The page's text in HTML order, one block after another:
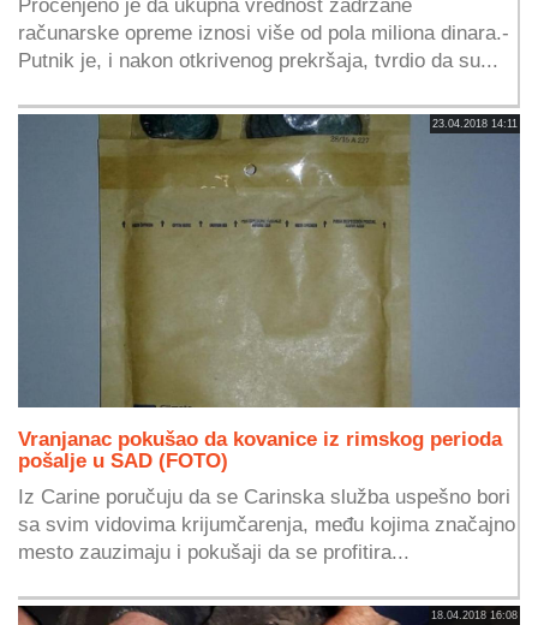
Procenjeno je da ukupna vrednost zadržane
računarske opreme iznosi više od pola miliona dinara.-
Putnik je, i nakon otkrivenog prekršaja, tvrdio da su...
23.04.2018 14:11
Vranjanac pokušao da kovanice iz rimskog perioda
pošalje u SAD (FOTO)
Iz Carine poručuju da se Carinska služba uspešno bori
sa svim vidovima krijumčarenja, među kojima značajno
mesto zauzimaju i pokušaji da se profitira...
18.04.2018 16:08